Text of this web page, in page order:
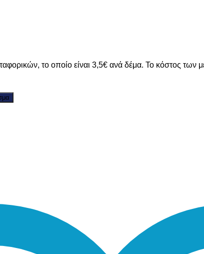
το οποίο είναι 3,5€ ανά δέμα. Το κόστος